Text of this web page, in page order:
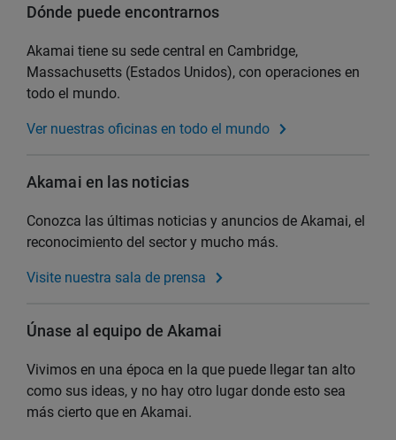
Dónde puede encontrarnos
Akamai tiene su sede central en Cambridge,
Massachusetts (Estados Unidos), con operaciones en
todo el mundo.
Ver nuestras oficinas en todo el mundo
Akamai en las noticias
Conozca las últimas noticias y anuncios de Akamai, el
reconocimiento del sector y mucho más.
Visite nuestra sala de prensa
Únase al equipo de Akamai
Vivimos en una época en la que puede llegar tan alto
como sus ideas, y no hay otro lugar donde esto sea
más cierto que en Akamai.